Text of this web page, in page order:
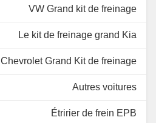
VW Grand kit de freinage
Le kit de freinage grand Kia
Chevrolet Grand Kit de freinage
Autres voitures
Étririer de frein EPB